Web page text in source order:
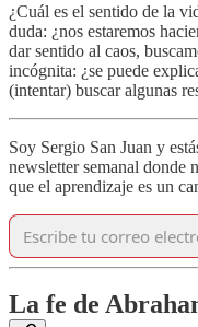
¿Cuál es el sentido de la
duda: ¿nos estaremos
dar sentido al caos,
incógnita: ¿se puede
(intentar) buscar algunas
Soy Sergio San Juan y
newsletter semanal donde
que el aprendizaje es un
La fe de